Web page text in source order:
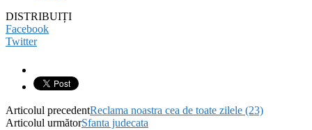
DISTRIBUIȚI
Facebook
Twitter
Articolul precedentReclama noastra cea de toate zilele (23)
Articolul următorSfanta judecata